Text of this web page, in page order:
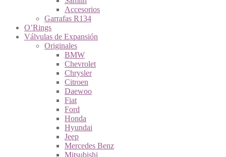
Accesorios
Garrafas R134
O’Rings
Válvulas de Expansión
Originales
BMW
Chevrolet
Chrysler
Citroen
Daewoo
Fiat
Ford
Honda
Hyundai
Jeep
Mercedes Benz
Mitsubishi